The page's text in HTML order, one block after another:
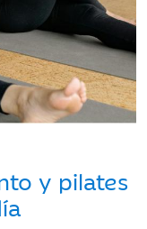
y pilates